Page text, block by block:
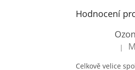
Hodnocení
|
Celkově velice